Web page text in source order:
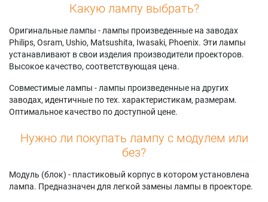
Какую лампу выбрать?
Оригинальные лампы - лампы произведенные на заводах
Philips, Osram, Ushio, Matsushita, Iwasaki, Phoenix. Эти лампы
устанавливают в свои изделия производители проекторов.
Высокое качество, соответствующая цена.
Совместимые лампы - лампы произведенные на других
заводах, идентичные по тех. характеристикам, размерам.
Оптимальное качество по доступной цене.
Нужно ли покупать лампу с модулем или
без?
Модуль (блок) - пластиковый корпус в котором установлена
лампа. Предназначен для легкой замены лампы в проекторе.